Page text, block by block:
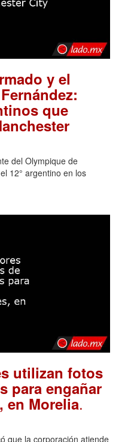
y el
que
del Olympique de
12° argentino en los
utilizan fotos
para engañar
en Morelia.
que la corporación atiende